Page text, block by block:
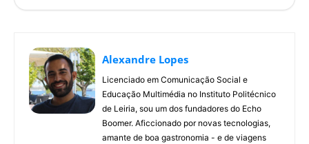
Alexandre Lopes
Licenciado em Comunicação Social e
Educação Multimédia no Instituto Politécnico
de Leiria, sou um dos fundadores do Echo
Boomer. Aficcionado por novas tecnologias,
amante de boa gastronomia - e de viagens